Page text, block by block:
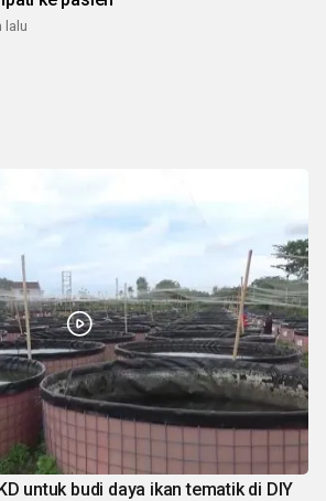
lalu
untuk budi daya ikan tematik di DIY